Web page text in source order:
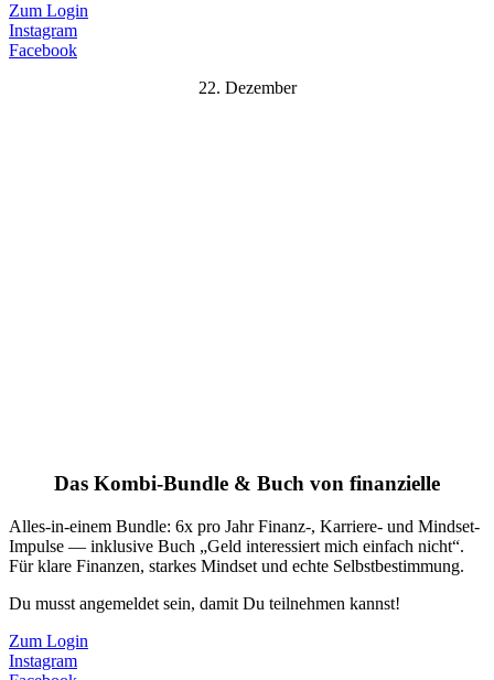
Zum Login
Instagram
Facebook
22. Dezember
Das Kombi-Bundle & Buch von finanzielle
Alles-in-einem Bundle: 6x pro Jahr Finanz-, Karriere- und Mindset-
Impulse — inklusive Buch „Geld interessiert mich einfach nicht“.
Für klare Finanzen, starkes Mindset und echte Selbstbestimmung.
Du musst angemeldet sein, damit Du teilnehmen kannst!
Zum Login
Instagram